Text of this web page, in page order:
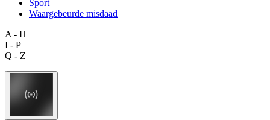
Sport
Waargebeurde misdaad
A - H
I - P
Q - Z